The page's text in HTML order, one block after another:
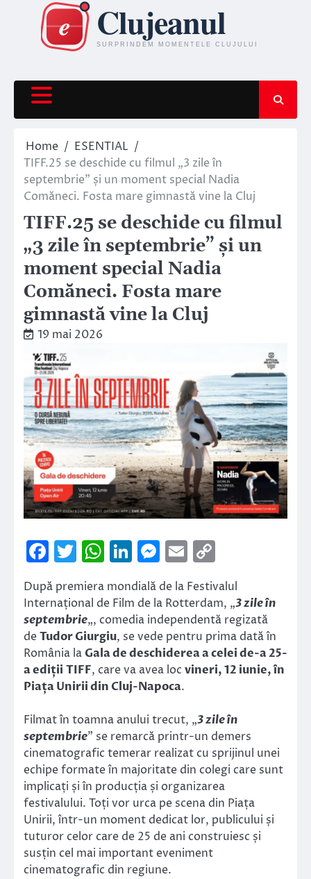
content
Home
ESENTIAL
TIFF.25 se deschide cu filmul „3 zile în
septembrie” și un moment special Nadia
Comăneci. Fosta mare gimnastă vine la Cluj
TIFF.25 se deschide cu filmul
„3 zile în septembrie” și un
moment special Nadia
Comăneci. Fosta mare
gimnastă vine la Cluj
19 mai 2026
Facebook
Twitter
WhatsApp
LinkedIn
Messenger
Email
Link
După premiera mondială de la Festivalul
Internațional de Film de la Rotterdam, „3 zile în
septembrie„, comedia independentă regizată
deTudor Giurgiu, se vede pentru prima dată în
România la Gala de deschiderea a celei de-a 25-
a ediții TIFF, care va avea locvineri, 12 iunie, în
Piața Unirii din Cluj-Napoca.
Filmat în toamna anului trecut, „3 zile în
septembrie” se remarcă printr-un demers
cinematografic temerar realizat cu sprijinul unei
echipe formate în majoritate din colegi care sunt
implicați și în producția și organizarea
festivalului. Toți vor urca pe scena din Piața
Unirii, într-un moment dedicat lor, publicului și
tuturor celor care de 25 de ani construiesc și
susțin cel mai important eveniment
cinematografic din regiune.